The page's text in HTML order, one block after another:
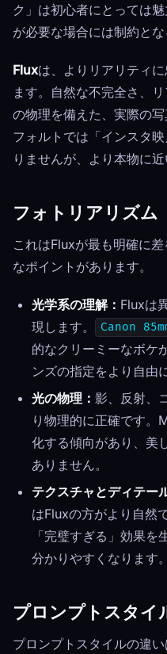
ク」は初心者にとっては
が必要な場合には制約とな
Fluxは、よりリアリティ
ます。自然な不完全さ、
の物理を備えた、実際の
フォルトでは「インスタ
りませんが、より本物に近
フォトリアリズム
これはFluxが最も明確に
なポイントがあります。
光学系の理解： Fluxは
現します。
Canon
的なクリーミーなボケ
ンズの指定をより自由
光の物理： 影、反射、
り物理的に正確です。
化する傾向があり、美
ありません。
テクスチャとディテー
はFluxの方がより自然
「完璧すぎる」効果
分かりやすくなります。
プロンプトスタイ
プロンプトスタイルの違